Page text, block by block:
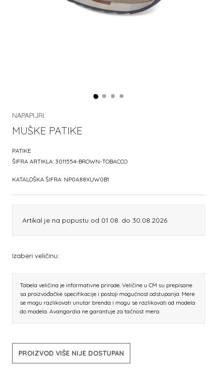
NAPAPIJRI
MUŠKE PATIKE
PATIKE
ŠIFRA ARTIKLA: 3011554-BROWN-TOBACCO
KATALOŠKA ŠIFRA: NP0A88XUW0B1
Artikal je na popustu od 01.08. do 30.08.2026.
Izaberi veličinu:
Tabela veličina je informativne prirode. Veličine u CM su prepisane
sa proizvođačke specifikacije i postoji mogućnost odstupanja. Mere
se mogu razlikovati unutar brenda i mogu se razlikovati od modela
do modela. Avangardia ne garantuje za tačnost mera.
PROIZVOD VIŠE NIJE DOSTUPAN